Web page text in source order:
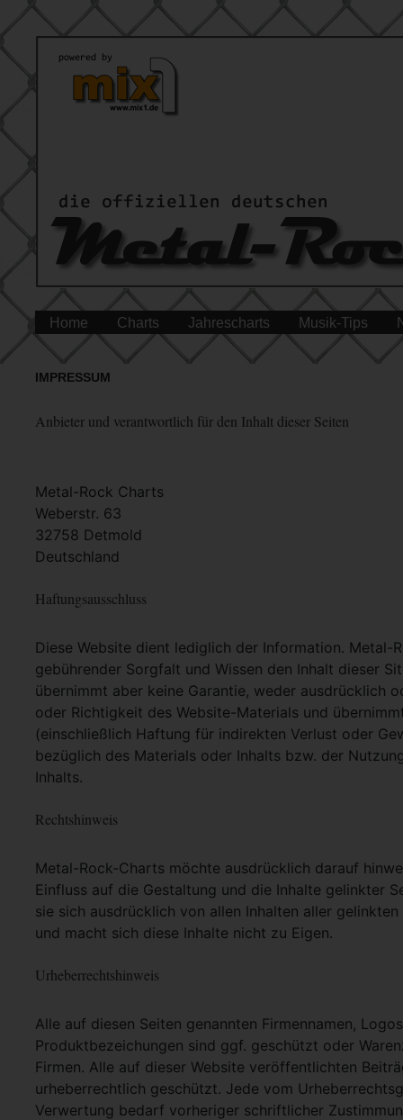
Home Charts Jahrescharts Musik-Tips
IMPRESSUM
Anbieter und verantwortlich für den Inhalt dieser Seiten
Metal-Rock Charts
Weberstr. 63
32758 Detmold
Deutschland
Haftungsausschluss
Diese Website dient lediglich der Information. Metal-
gebührender Sorgfalt und Wissen den Inhalt dieser
übernimmt aber keine Garantie, weder ausdrücklich
oder Richtigkeit des Website-Materials und
(einschließlich Haftung für indirekten Verlust oder
bezüglich des Materials oder Inhalts bzw. der
Inhalts.
Rechtshinweis
Metal-Rock-Charts möchte ausdrücklich darauf
Einfluss auf die Gestaltung und die Inhalte gelinkter
sie sich ausdrücklich von allen Inhalten aller
und macht sich diese Inhalte nicht zu Eigen.
Urheberrechtshinweis
Alle auf diesen Seiten genannten Firmennamen,
Produktbezeichungen sind ggf. geschützt oder
Firmen. Alle auf dieser Website veröffentlichten
urheberrechtlich geschützt. Jede vom
Verwertung bedarf vorheriger schriftlicher